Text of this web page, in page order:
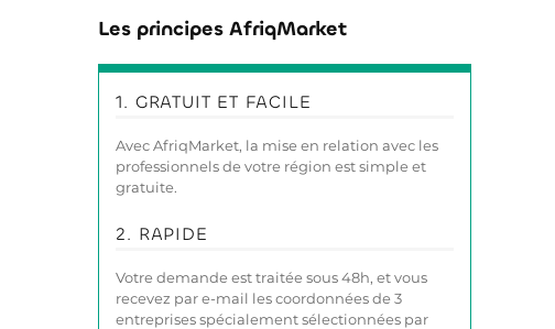
Les principes AfriqMarket
1. GRATUIT ET FACILE
Avec AfriqMarket, la mise en relation avec les
professionnels de votre région est simple et
gratuite.
2. RAPIDE
Votre demande est traitée sous 48h, et vous
recevez par e-mail les coordonnées de 3
entreprises spécialement sélectionnées par